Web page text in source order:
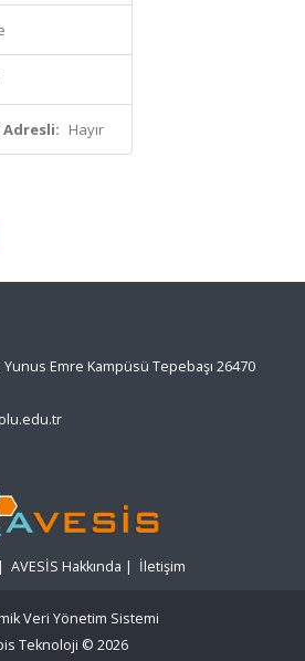
Hayır
Emre Kampüsü Tepebaşı 26470
| AVESİS Hakkında | İletişim
Veri Yönetim Sistemi
Teknoloji © 2026